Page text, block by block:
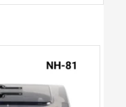
– BÌNH DƯƠNG
Phường Phú